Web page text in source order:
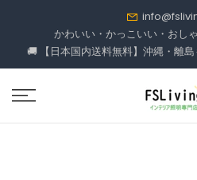
ン
ツ
進
かわいい・かっこいい・おし
🚚 【日本国内送料無料】沖縄・離